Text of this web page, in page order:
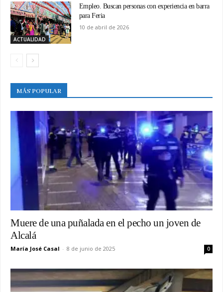
ACTUALIDAD
Empleo. Buscan personas con experiencia en barra
para Feria
10 de abril de 2026
MÁS POPULAR
Muere de una puñalada en el pecho un joven de
Alcalá
María José Casal - 8 de junio de 2025 0